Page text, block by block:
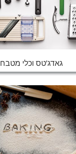
גאדג'טס וכלי מטבח